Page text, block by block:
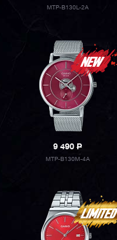
MTP-B130L-2A
9 490P
MTP-B130M-4A